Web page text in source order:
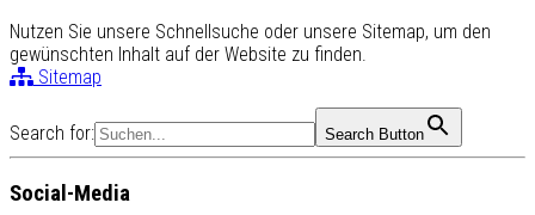
Nutzen Sie unsere Schnellsuche oder unsere Sitemap, um den
gewünschten Inhalt auf der Website zu finden.
Sitemap
Search for: Search Button
Social-Media